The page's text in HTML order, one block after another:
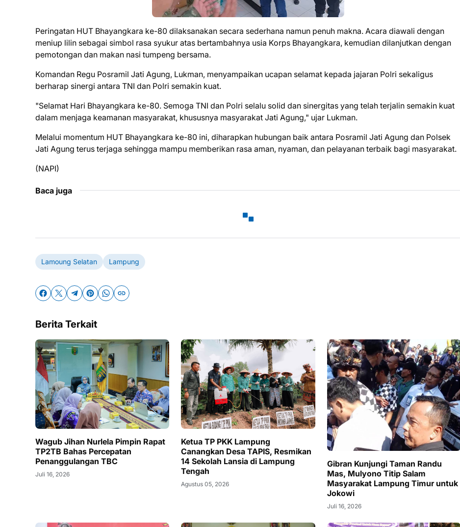
Peringatan HUT Bhayangkara ke-80 dilaksanakan secara sederhana namun penuh makna. Acara diawali dengan
meniup lilin sebagai simbol rasa syukur atas bertambahnya usia Korps Bhayangkara, kemudian dilanjutkan dengan
pemotongan dan makan nasi tumpeng bersama.
Komandan Regu Posramil Jati Agung, Lukman, menyampaikan ucapan selamat kepada jajaran Polri sekaligus
berharap sinergi antara TNI dan Polri semakin kuat.
"Selamat Hari Bhayangkara ke-80. Semoga TNI dan Polri selalu solid dan sinergitas yang telah terjalin semakin kuat
dalam menjaga keamanan masyarakat, khususnya masyarakat Jati Agung," ujar Lukman.
Melalui momentum HUT Bhayangkara ke-80 ini, diharapkan hubungan baik antara Posramil Jati Agung dan Polsek
Jati Agung terus terjaga sehingga mampu memberikan rasa aman, nyaman, dan pelayanan terbaik bagi masyarakat.
(NAPI)
Baca juga
Lamoung Selatan Lampung
Berita Terkait
Wagub Jihan Nurlela Pimpin Rapat
TP2TB Bahas Percepatan
Penanggulangan TBC
Juli 16, 2026
Ketua TP PKK Lampung
Canangkan Desa TAPIS, Resmikan
14 Sekolah Lansia di Lampung
Tengah
Agustus 05, 2026
Gibran Kunjungi Taman Randu
Mas, Mulyono Titip Salam
Masyarakat Lampung Timur untuk
Jokowi
Juli 16, 2026